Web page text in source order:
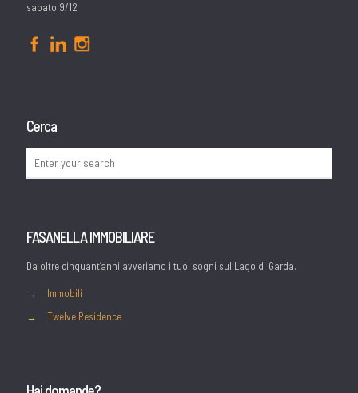
sabato 9/12
Cerca
FASANELLA IMMOBILIARE
Da oltre cinquant’anni avveriamo i tuoi sogni sul Lago di Garda.
→
Immobili
→
Twelve Residence